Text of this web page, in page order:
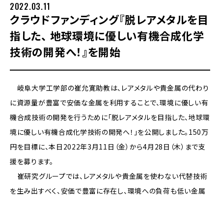
クラウドファンディング『脱レアメタルを目
指した、 地球環境に優しい有機合成化学
技術の開発へ！』を開始
2022.03.11
岐阜大学工学部の崔允寛助教は、レアメタルや貴金属の代わり
に資源量が豊富で安価な金属を利用することで、環境に優しい有
機合成技術の開発を行うために「脱レアメタルを目指した、地球環
境に優しい有機合成化学技術の開発へ！」を公開しました。150万
円を目標に、本日2022年3月11日（金）から4月28日（木）まで支
援を募ります。
崔研究グループでは、レアメタルや貴金属を使わない代替技術
を生み出すべく、安価で豊富に存在し、環境への負荷も低い金属